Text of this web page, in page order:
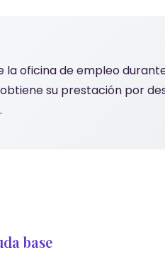
la oficina de empleo
obtiene su prestación por
base